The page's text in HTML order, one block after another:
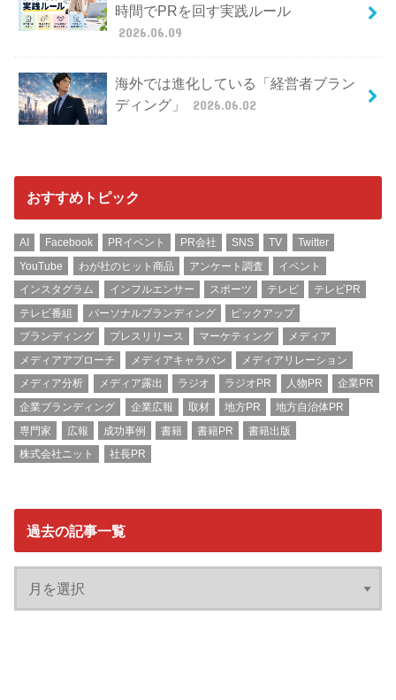
時間でPRを回す実践ルール
2026.06.09
海外では進化している「経営者ブラン
ディング」
2026.06.02
おすすめトピック
AI Facebook PRイベント PR会社 SNS TV
Twitter
YouTube
わが社のヒット商品 アンケート調査
イベント
インスタグラム
インフルエンサー スポーツ テレビ
テレビPR
テレビ番組
パーソナルブランディング
ピックアップ
ブランディング
プレスリリース マーケティング
メディア
メディアアプローチ
メディアキャラバン
メディアリレーション
メディア分析
メディア露出 ラジオ ラジオPR 人物PR
企業PR
企業ブランディング
企業広報 取材 地方PR
地方自治体PR
専門家
広報 成功事例 書籍 書籍PR
書籍出版
株式会社ニット
社長PR
過去の記事一覧